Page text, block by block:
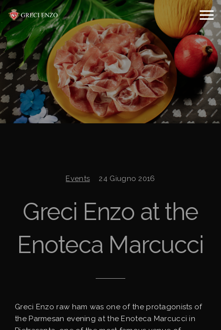
Events 24 Giugno 2016
Greci Enzo at the
Enoteca Marcucci
Greci Enzo raw ham was one of the protagonists of
the Parmesan evening at the Enoteca Marcucci in